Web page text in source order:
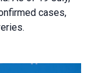
cases,